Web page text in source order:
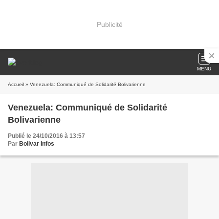
Publicité
MENU
Accueil » Venezuela: Communiqué de Solidarité Bolivarienne
Venezuela: Communiqué de Solidarité
Bolivarienne
Publié le 24/10/2016 à 13:57
Par Bolivar Infos